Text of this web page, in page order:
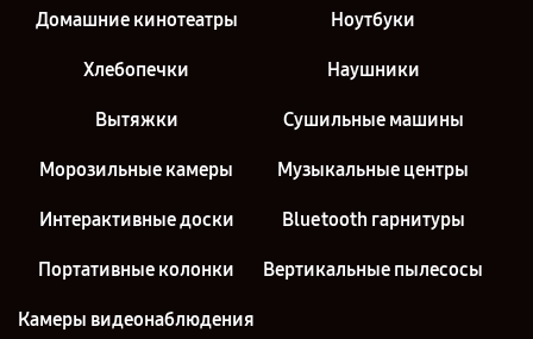
Домашние кинотеатры Ноутбуки
Хлебопечки Наушники
Вытяжки Сушильные машины
Морозильные камеры Музыкальные центры
Интерактивные доски Bluetooth гарнитуры
Портативные колонки Вертикальные пылесосы
Камеры видеонаблюдения